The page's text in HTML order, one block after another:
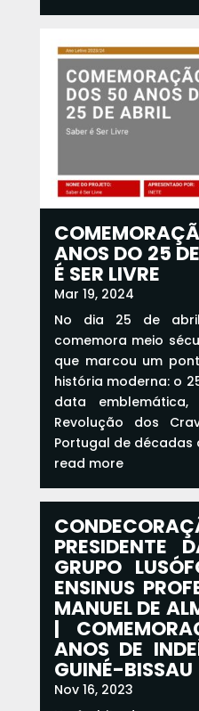
ANOS DO 25
É SER LIVRE
Mar 19, 2024
No dia 25 de
comemora meio
que marcou um
história moderna: o
data
Revolução dos
Portugal de décadas
read more
PRESIDENTE
GRUPO
ENSINUS
MANUEL DE
|
ANOS DE
GUINÉ-BISSAU
Nov 16, 2023